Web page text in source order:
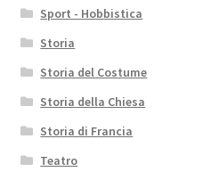
Sport - Hobbistica
Storia
Storia del Costume
Storia della Chiesa
Storia di Francia
Teatro